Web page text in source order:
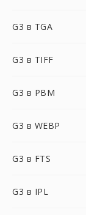
G3 в TGA
G3 в TIFF
G3 в PBM
G3 в WEBP
G3 в FTS
G3 в IPL